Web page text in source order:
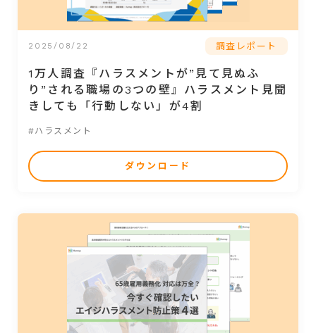
2025/08/22 調査レポート
1万人調査『ハラスメントが”見て見ぬふ
り”される職場の3つの壁』ハラスメント見聞
きしても「行動しない」が4割
#ハラスメント
ダウンロード